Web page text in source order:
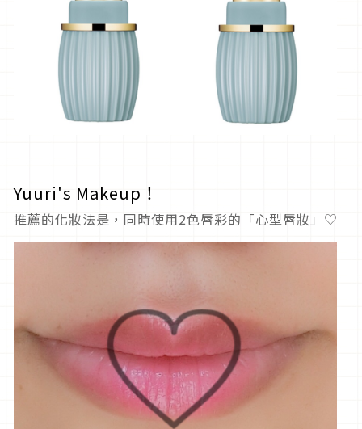
Yuuri's Makeup！
推薦的化妝法是，同時使用2色唇彩的「心型唇妝」♡